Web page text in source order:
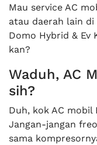
Mau service AC
atau daerah lain
Domo Hybrid & Ev
kan?
Waduh, AC
sih?
Duh, kok AC mobil
Jangan-jangan
sama